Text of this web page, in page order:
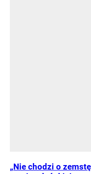
„Nie chodzi o